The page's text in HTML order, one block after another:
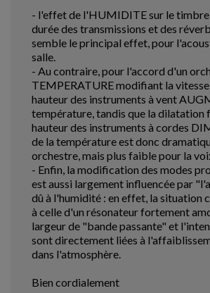
- l'effet de l'HUMIDITE sur le
durée des transmissions et des
semble le principal effet, pour
salle.
- Au contraire, pour l'accord d'un
TEMPERATURE modifiant la vitesse
hauteur des instruments à vent
température, tandis que la dilatation
hauteur des instruments à cordes
de la température est donc
orchestre, mais plus faible pour la
- Enfin, la modification des modes
est aussi largement influencée par
dû à l'humidité : en effet, la situation
à celle d'un résonateur fortement
largeur de "bande passante" et
sont directement liées à
dans l'atmosphère.
Bien cordialement